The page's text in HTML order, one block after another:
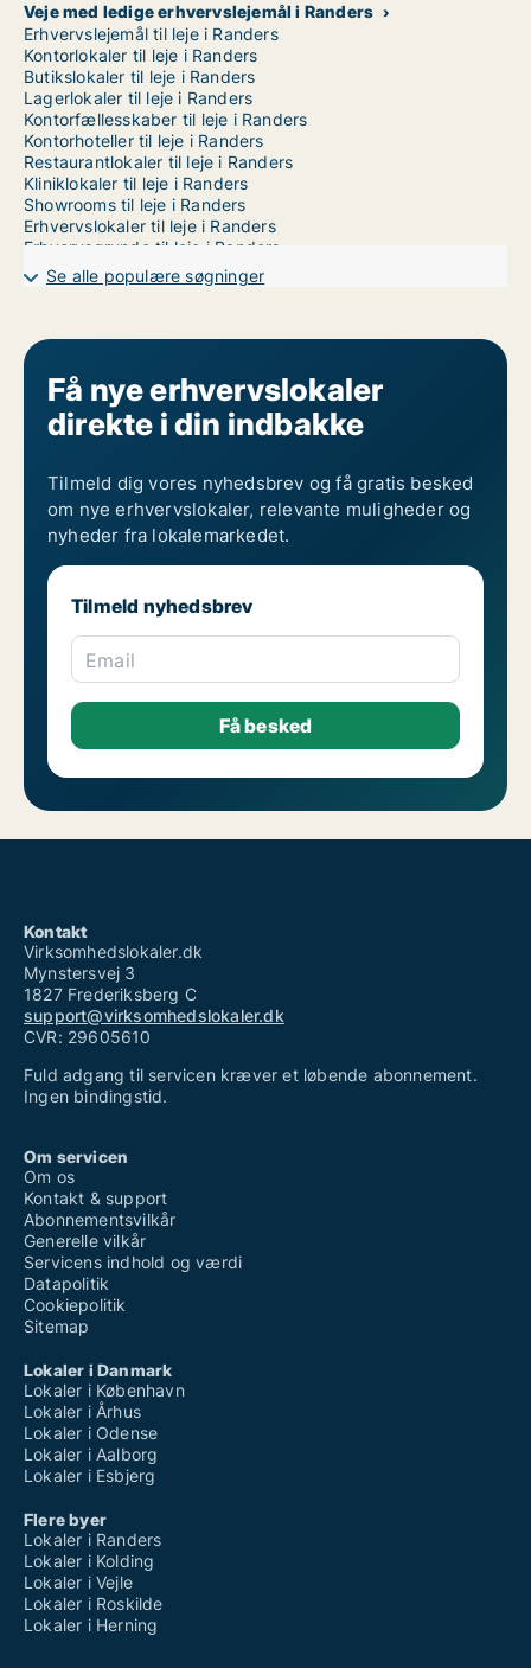
Veje med ledige erhvervslejemål i Randers
Erhvervslejemål til leje i Randers
Kontorlokaler til leje i Randers
Butikslokaler til leje i Randers
Lagerlokaler til leje i Randers
Kontorfællesskaber til leje i Randers
Kontorhoteller til leje i Randers
Restaurantlokaler til leje i Randers
Kliniklokaler til leje i Randers
Showrooms til leje i Randers
Erhvervslokaler til leje i Randers
Erhvervsgrunde til leje i Randers
Garager til leje i Randers
Værkstedslokaler til leje i Randers C
Værkstedslokaler til leje i Randers SØ
Se alle populære søgninger
Få nye erhvervslokaler
direkte i din indbakke
Tilmeld dig vores nyhedsbrev og få gratis besked
om nye erhvervslokaler, relevante muligheder og
nyheder fra lokalemarkedet.
Tilmeld nyhedsbrev
Email
Kontakt
Virksomhedslokaler.dk
Mynstersvej 3
1827 Frederiksberg C
support@virksomhedslokaler.dk
CVR: 29605610
Fuld adgang til servicen kræver et løbende abonnement.
Ingen bindingstid.
Om servicen
Om os
Kontakt & support
Abonnementsvilkår
Generelle vilkår
Servicens indhold og værdi
Datapolitik
Cookiepolitik
Sitemap
Lokaler i Danmark
Lokaler i København
Lokaler i Århus
Lokaler i Odense
Lokaler i Aalborg
Lokaler i Esbjerg
Flere byer
Lokaler i Randers
Lokaler i Kolding
Lokaler i Vejle
Lokaler i Roskilde
Lokaler i Herning